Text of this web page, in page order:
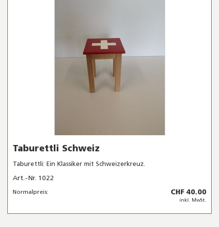
Taburettli Schweiz
Taburettli: Ein Klassiker mit Schweizerkreuz.
Art.-Nr. 1022
Normalpreis: CHF 40.00
inkl. MwSt.